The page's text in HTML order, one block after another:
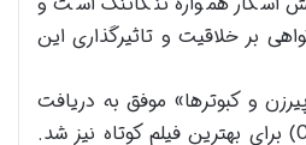
بر خلاقیت و تاثیرگذاری این
و کبوترها» موفق به دریافت
(César Award) برای بهترین فیلم کوتاه نیز شد.